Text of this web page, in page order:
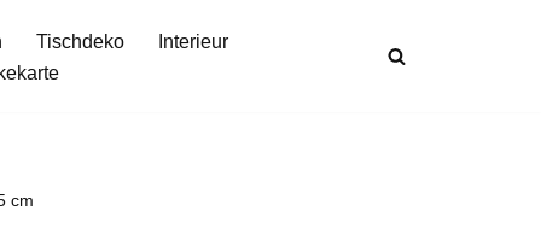
Tischdeko
Interieur
cm